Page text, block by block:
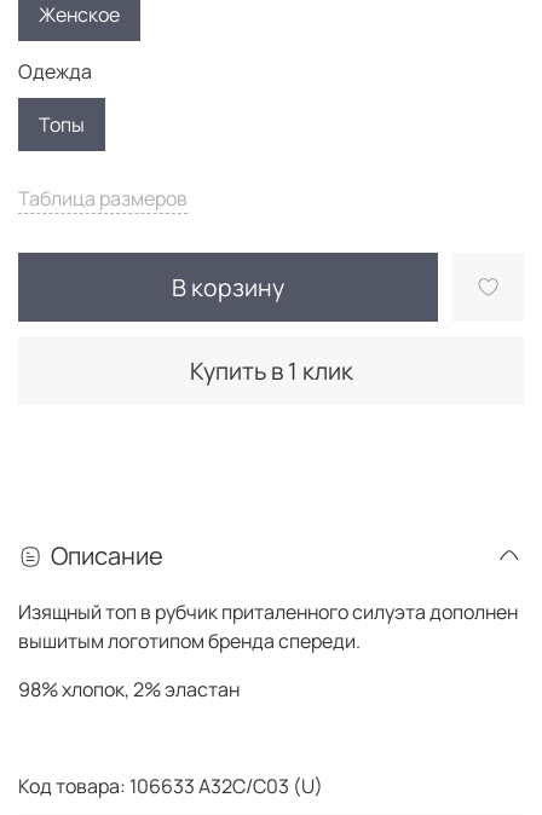
Таблица размеров
В корзину
Купить в 1 клик
Женское
Одежда
Топы
Описание
Изящный топ в рубчик приталенного силуэта дополнен
вышитым логотипом бренда спереди.
98% хлопок, 2% эластан
Код товара: 106633 A32C/C03 (U)